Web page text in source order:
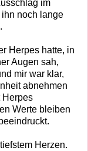
im
ihn noch lange
Herpes hatte, in
Augen sah,
mir war klar,
abnehmen
Herpes
Werte bleiben
Herzen.